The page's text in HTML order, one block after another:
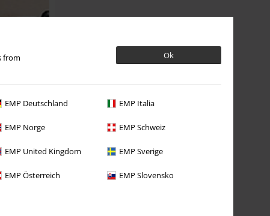
from
Ok
EMP Deutschland EMP Italia
EMP Norge EMP Schweiz
EMP United Kingdom EMP Sverige
EMP Österreich EMP Slovensko